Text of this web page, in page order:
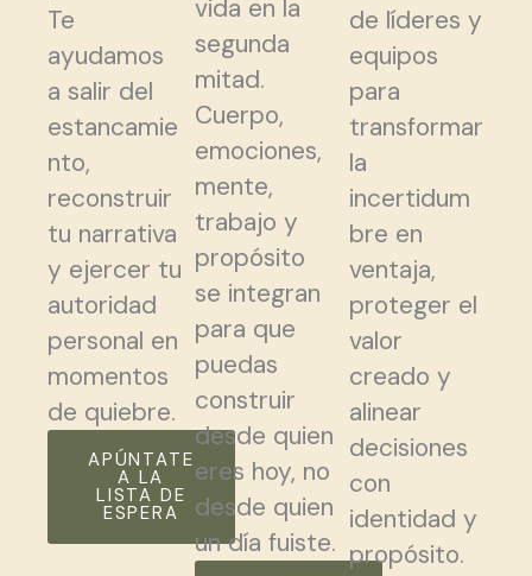
Te
ayudamos
a salir del
estancamie
nto,
reconstruir
tu narrativa
y ejercer tu
autoridad
personal en
momentos
de quiebre.
APÚNTATE
A LA
LISTA DE
ESPERA
vida en la
segunda
mitad.
Cuerpo,
emociones,
mente,
trabajo y
propósito
se integran
para que
puedas
construir
desde quien
eres hoy, no
desde quien
un día fuiste.
de líderes y
equipos
para
transformar
la
incertidum
bre en
ventaja,
proteger el
valor
creado y
alinear
decisiones
con
identidad y
propósito.